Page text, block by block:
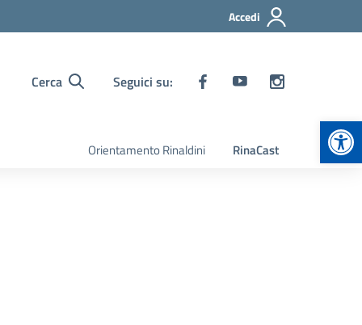
Accedi
Cerca Seguici su:
Orientamento Rinaldini RinaCast